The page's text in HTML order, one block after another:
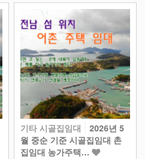
기타 시골집임대
2026년 5
월 중순 기준 시골집임대 촌
집임대 농가주택…